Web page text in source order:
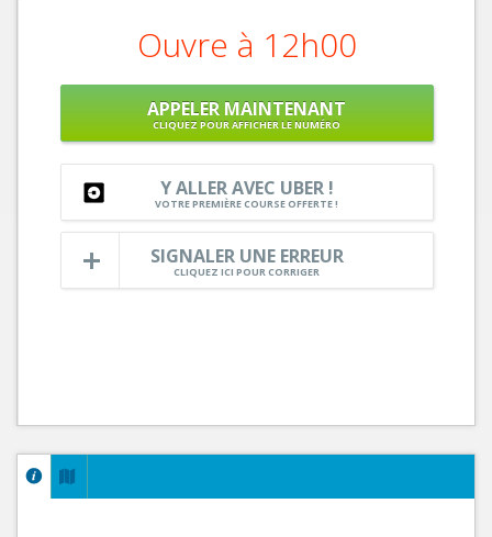
Ouvre à 12h00
APPELER MAINTENANT
CLIQUEZ POUR AFFICHER LE NUMÉRO
Y ALLER AVEC UBER !
VOTRE PREMIÈRE COURSE OFFERTE !
SIGNALER UNE ERREUR
CLIQUEZ ICI POUR CORRIGER